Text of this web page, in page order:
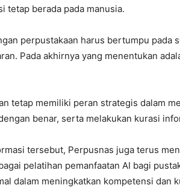
tetap berada pada manusia.
perpustakaan harus bertumpu pada
Pada akhirnya yang menentukan
tetap memiliki peran strategis dalam
benar, serta melakukan kurasi
tersebut, Perpusnas juga terus
pelatihan pemanfaatan AI bagi
dalam meningkatkan kompetensi dan